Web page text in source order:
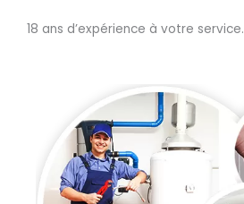
18 ans d’expérience à votre service.